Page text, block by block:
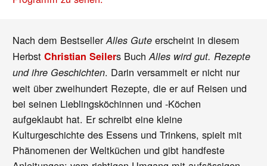
Nach dem BestsellerAlles Gute erscheint in diesem
HerbstChristian Seilers BuchAlles wird gut. Rezepte
und ihre Geschichten. Darin versammelt er nicht nur
weit über zweihundert Rezepte, die er auf Reisen und
bei seinen Lieblingsköchinnen und -Köchen
aufgeklaubt hat. Er schreibt eine kleine
Kulturgeschichte des Essens und Trinkens, spielt mit
Phänomenen der Weltküchen und gibt handfeste